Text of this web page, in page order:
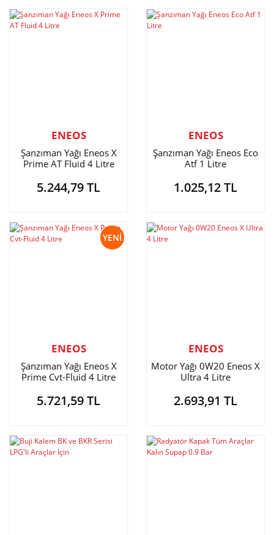
ENEOS
Şanzıman Yağı Eneos X
Prime AT Fluid 4 Litre
5.244,79 TL
ENEOS
Şanzıman Yağı Eneos Eco
Atf 1 Litre
1.025,12 TL
YENİ
ENEOS
Şanzıman Yağı Eneos X
Prime Cvt-Fluid 4 Litre
5.721,59 TL
ENEOS
Motor Yağı 0W20 Eneos X
Ultra 4 Litre
2.693,91 TL